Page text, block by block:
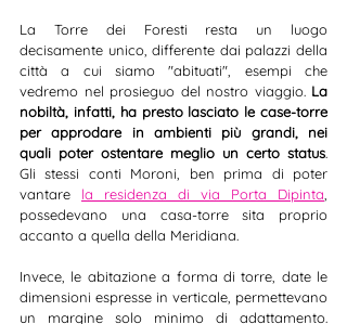
La Torre dei Foresti resta un luogo
decisamente unico, differente dai palazzi della
città a cui siamo "abituati", esempi che
vedremo nel prosieguo del nostro viaggio. La
nobiltà, infatti, ha presto lasciato le case-torre
per approdare in ambienti più grandi, nei
quali poter ostentare meglio un certo status.
Gli stessi conti Moroni, ben prima di poter
vantare la residenza di via Porta Dipinta
possedevano una casa-torre sita proprio
accanto a quella della Meridiana.
Invece, le abitazione a forma di torre, date le
dimensioni espresse in verticale, permettevano